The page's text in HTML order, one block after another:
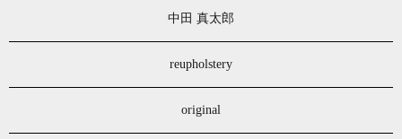
中田 真太郎
reupholstery
original